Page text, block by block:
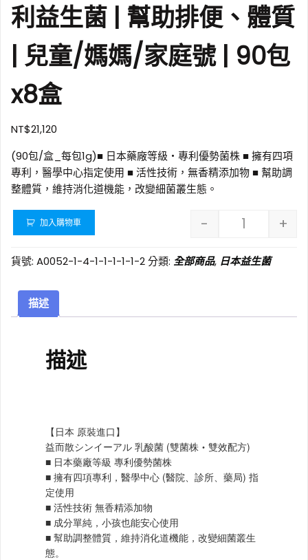
利益生菌 | 幫助排便、體質
| 兒童/媽媽/家庭號 | 90包
x8盒
NT$21,120
(90包/盒_每包1g)■ 日本藥廠等級‧專利優勢菌株 ■ 擁有四項
專利，醫學中心指定使用 ■ 活性技術，無香精添加物 ■ 幫助調
整體質，維持消化道機能，改變細菌叢生態。
FU LIN 富霖
- +
加入購物車
貨號: A0052-1-4-1-1-1-1-1-2分類: 全部商品, 日本益生菌
描述
描述
【日本 原裝進口】
益而散シンイーアル 乳酸菌 (雙菌株‧雙效配方)
■ 日本藥廠等級 專利優勢菌株
■ 擁有四項專利，醫學中心 (醫院、診所、藥局) 指
定使用
■ 活性技術 無香精添加物
■ 成分單純，小孩也能安心使用
■ 幫助調整體質，維持消化道機能，改變細菌叢生
態。